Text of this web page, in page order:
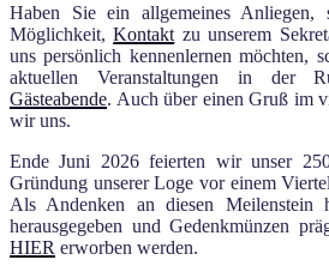
Haben Sie ein allgemeines
Möglichkeit,Kontakt zu unserem
uns persönlich kennenlernen möchten,
aktuellen Veranstaltungen in der
Gästeabende. Auch über einen Gruß im
wir uns.
Ende Juni 2026 feierten wir unser
Gründung unserer Loge vor einem
Als Andenken an diesen Meilenstein
herausgegeben und Gedenkmünzen
HIER erworben werden.